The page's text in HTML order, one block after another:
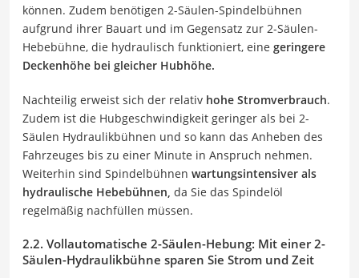
können. Zudem benötigen 2-Säulen-Spindelbühnen
aufgrund ihrer Bauart und im Gegensatz zur 2-Säulen-
Hebebühne, die hydraulisch funktioniert, eine geringere
Deckenhöhe bei gleicher Hubhöhe.
Nachteilig erweist sich der relativ hohe Stromverbrauch.
Zudem ist die Hubgeschwindigkeit geringer als bei 2-
Säulen Hydraulikbühnen und so kann das Anheben des
Fahrzeuges bis zu einer Minute in Anspruch nehmen.
Weiterhin sind Spindelbühnen wartungsintensiver als
hydraulische Hebebühnen, da Sie das Spindelöl
regelmäßig nachfüllen müssen.
2.2. Vollautomatische 2-Säulen-Hebung: Mit einer 2-
Säulen-Hydraulikbühne sparen Sie Strom und Zeit